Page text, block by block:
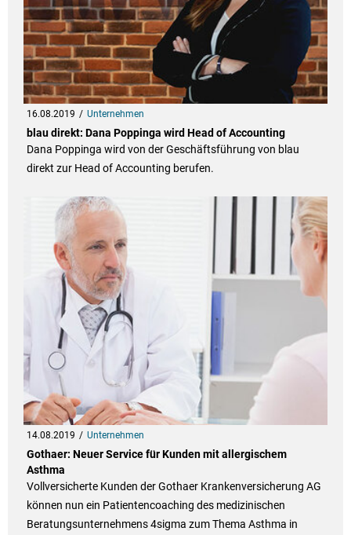
16.08.2019 Unternehmen
blau direkt: Dana Poppinga wird Head of Accounting
Dana Poppinga wird von der Geschäftsführung von blau
direkt zur Head of Accounting berufen.
14.08.2019 Unternehmen
Gothaer: Neuer Service für Kunden mit allergischem
Asthma
Vollversicherte Kunden der Gothaer Krankenversicherung AG
können nun ein Patientencoaching des medizinischen
Beratungsunternehmens 4sigma zum Thema Asthma in